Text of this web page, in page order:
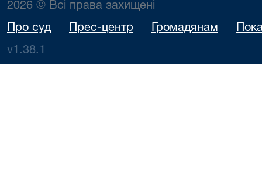
2026 © Всі права захищені
Про суд Прес-центр Громадянам
v1.38.1